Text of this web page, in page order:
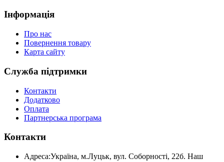
Інформація
Про нас
Повернення товару
Карта сайту
Служба підтримки
Контакти
Додатково
Оплата
Партнерська програма
Контакти
Адреса:Україна, м.Луцьк, вул. Соборності, 22б. Наш